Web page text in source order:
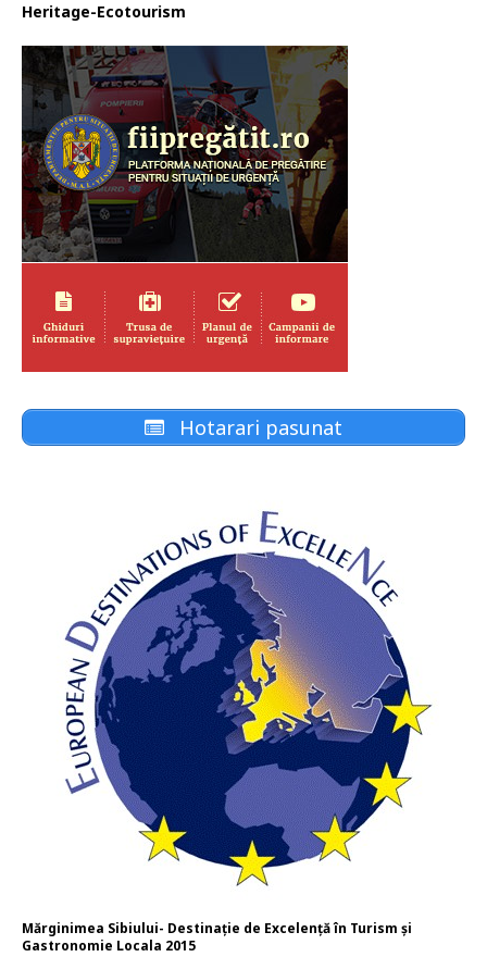
Heritage-Ecotourism
Hotarari pasunat
Mărginimea Sibiului- Destinație de Excelență în Turism și
Gastronomie Locala 2015